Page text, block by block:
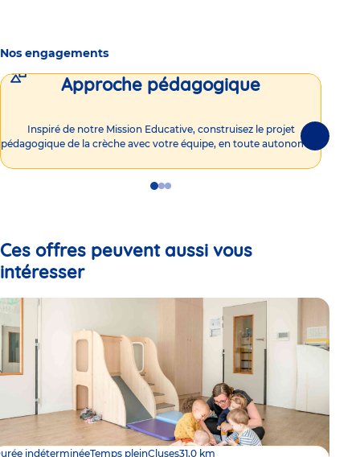
Nos engagements
Approche pédagogique
Inspiré de notre Mission Educative, construisez le projet
pédagogique de la crèche avec votre équipe, en toute autonomie !
GoGoGo
Ces offres peuvent aussi vous
intéresser
indéterminéeTemps pleinCluses31,0 km